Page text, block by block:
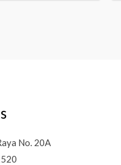
No. 20A